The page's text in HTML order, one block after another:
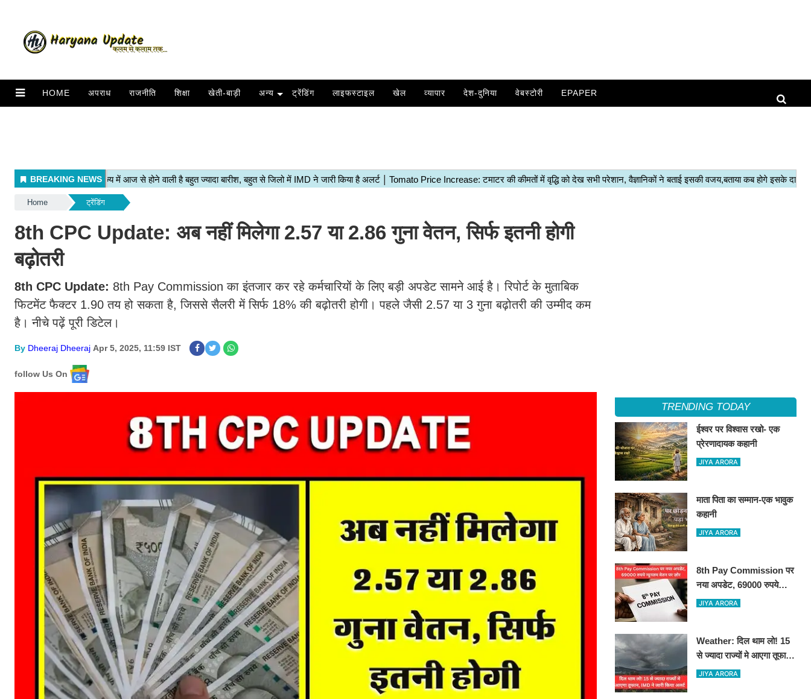
HOME अपराध राजनीति शिक्षा खेती-बाड़ी अन्य ट्रेंडिंग लाइफस्टाइल खेल व्यापार देश-दुनिया वेबस्टोरी EPAPER
Home ट्रेंडिंग
8th CPC Update: अब नहीं मिलेगा 2.57 या 2.86 गुना वेतन, सिर्फ इतनी होगी
बढ़ोतरी
8th CPC Update: 8th Pay Commission का इंतजार कर रहे कर्मचारियों के लिए बड़ी अपडेट सामने आई है। रिपोर्ट के मुताबिक
फिटमेंट फैक्टर 1.90 तय हो सकता है, जिससे सैलरी में सिर्फ 18% की बढ़ोतरी होगी। पहले जैसी 2.57 या 3 गुना बढ़ोतरी की उम्मीद कम
है। नीचे पढ़ें पूरी डिटेल।
By Dheeraj Dheeraj Apr 5, 2025, 11:59 IST
follow Us On
TRENDING TODAY
ईश्वर पर विश्वास रखो- एक
प्रेरणादायक कहानी
JIYA ARORA
माता पिता का सम्मान-एक भावुक
कहानी
JIYA ARORA
8th Pay Commission पर
नया अपडेट, 69000 रुपये
न्यूनतम वेतन पर ज़ोर
JIYA ARORA
Weather: दिल थाम लो! 15
से ज्यादा राज्यों मे आएगा तूफान,
IMD ने जारी किया अलर्ट
JIYA ARORA